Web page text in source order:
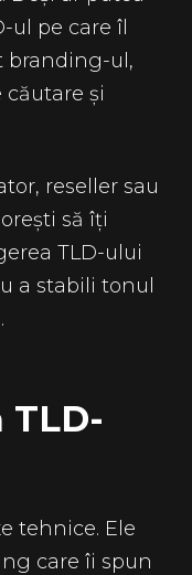
ul pe care îl
branding-ul,
și
reseller sau
să îți
TLD-ului
a stabili tonul
TLD-
tehnice. Ele
care îi spun